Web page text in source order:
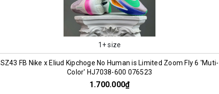
1+ size
SZ43 FB Nike x Eliud Kipchoge No Human is Limited Zoom Fly 6 'Muti-
Color' HJ7038-600 076523
1.700.000₫